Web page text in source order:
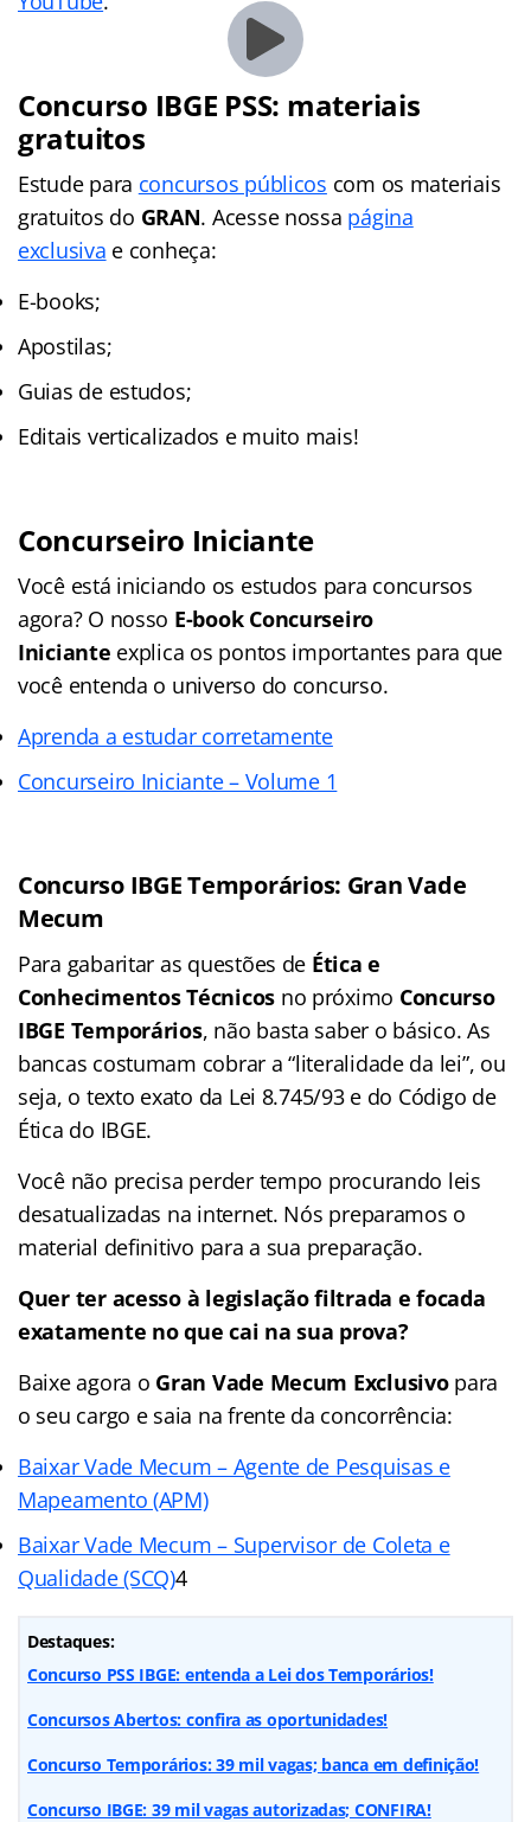
Concurso IBGE PSS: materiais
gratuitos
Estude para concursos públicos com os materiais
gratuitos do GRAN. Acesse nossa página
exclusiva e conheça:
E-books;
Apostilas;
Guias de estudos;
Editais verticalizados e muito mais!
Concurseiro Iniciante
Você está iniciando os estudos para concursos
agora? O nosso E-book Concurseiro
Iniciante explica os pontos importantes para que
você entenda o universo do concurso.
Aprenda a estudar corretamente
Concurseiro Iniciante – Volume 1
Concurso IBGE Temporários: Gran Vade
Mecum
Para gabaritar as questões de Ética e
Conhecimentos Técnicos no próximo Concurso
IBGE Temporários, não basta saber o básico. As
bancas costumam cobrar a “literalidade da lei”, ou
seja, o texto exato da Lei 8.745/93 e do Código de
Ética do IBGE.
Você não precisa perder tempo procurando leis
desatualizadas na internet. Nós preparamos o
material definitivo para a sua preparação.
Quer ter acesso à legislação filtrada e focada
exatamente no que cai na sua prova?
Baixe agora o Gran Vade Mecum Exclusivopara
o seu cargo e saia na frente da concorrência:
Baixar Vade Mecum – Agente de Pesquisas e
Mapeamento (APM)
Baixar Vade Mecum – Supervisor de Coleta e
Qualidade (SCQ)4
Destaques:
Concurso PSS IBGE: entenda a Lei dos Temporários!
Concursos Abertos: confira as oportunidades!
Concurso Temporários: 39 mil vagas; banca em definição!
Concurso IBGE: 39 mil vagas autorizadas; CONFIRA!